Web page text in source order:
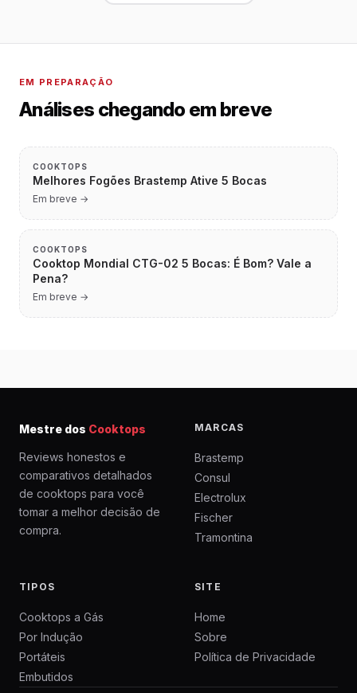
EM PREPARAÇÃO
Análises chegando em breve
COOKTOPS
Melhores Fogões Brastemp Ative 5 Bocas
Em breve →
COOKTOPS
Cooktop Mondial CTG-02 5 Bocas: É Bom? Vale a
Pena?
Em breve →
Mestre dos Cooktops
Reviews honestos e
comparativos detalhados
de cooktops para você
tomar a melhor decisão de
compra.
MARCAS
Brastemp
Consul
Electrolux
Fischer
Tramontina
TIPOS
Cooktops a Gás
Por Indução
Portáteis
Embutidos
SITE
Home
Sobre
Política de Privacidade